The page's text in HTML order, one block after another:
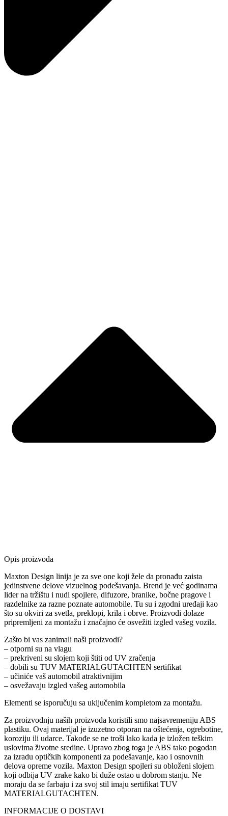
Opis proizvoda
Maxton Design linija je za sve one koji žele da pronađu zaista
jedinstvene delove vizuelnog podešavanja. Brend je već godinama
lider na tržištu i nudi spojlere, difuzore, branike, bočne pragove i
razdelnike za razne poznate automobile. Tu su i zgodni uređaji kao
što su okviri za svetla, preklopi, krila i obrve. Proizvodi dolaze
pripremljeni za montažu i značajno će osvežiti izgled vašeg vozila.
Zašto bi vas zanimali naši proizvodi?
– otporni su na vlagu
– prekriveni su slojem koji štiti od UV zračenja
– dobili su TUV MATERIALGUTACHTEN sertifikat
– učiniće vaš automobil atraktivnijim
– osvežavaju izgled vašeg automobila
Elementi se isporučuju sa uključenim kompletom za montažu.
Za proizvodnju naših proizvoda koristili smo najsavremeniju ABS
plastiku. Ovaj materijal je izuzetno otporan na oštećenja, ogrebotine,
koroziju ili udarce. Takođe se ne troši lako kada je izložen teškim
uslovima životne sredine. Upravo zbog toga je ABS tako pogodan
za izradu optičkih komponenti za podešavanje, kao i osnovnih
delova opreme vozila. Maxton Design spojleri su obloženi slojem
koji odbija UV zrake kako bi duže ostao u dobrom stanju. Ne
moraju da se farbaju i za svoj stil imaju sertifikat TUV
MATERIALGUTACHTEN.
INFORMACIJE O DOSTAVI